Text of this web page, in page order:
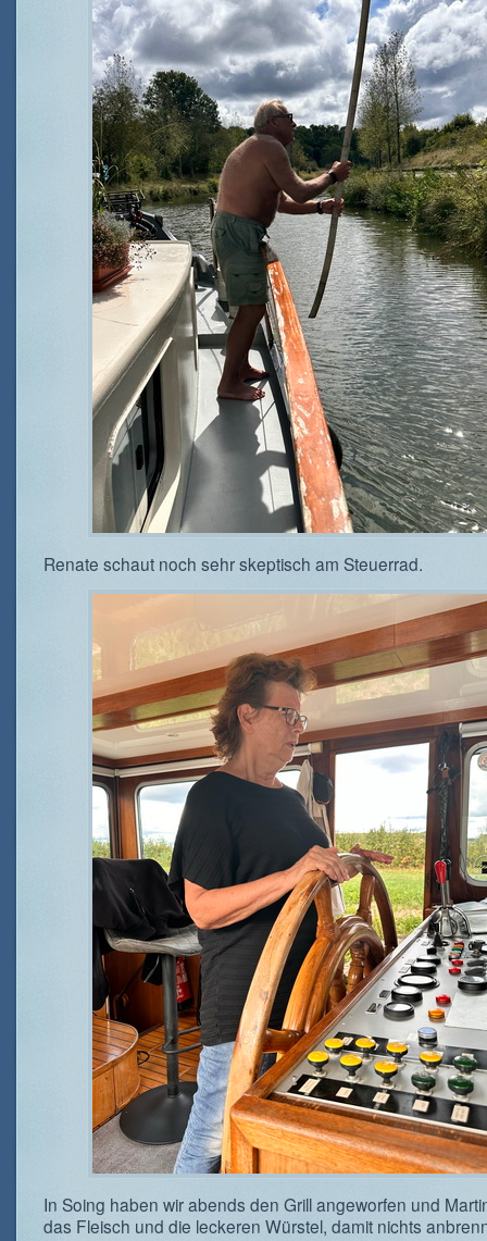
Renate schaut noch sehr skeptisch am Steuerrad.
In Soing haben wir abends den Grill angeworfen und
das Fleisch und die leckeren Würstel, damit nichts